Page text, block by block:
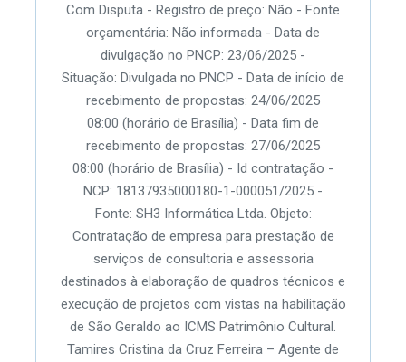
Com Disputa - Registro de preço: Não - Fonte
orçamentária: Não informada - Data de
divulgação no PNCP: 23/06/2025 -
Situação: Divulgada no PNCP - Data de início de
recebimento de propostas: 24/06/2025
08:00 (horário de Brasília) - Data fim de
recebimento de propostas: 27/06/2025
08:00 (horário de Brasília) - Id contratação -
NCP: 18137935000180-1-000051/2025 -
Fonte: SH3 Informática Ltda. Objeto:
Contratação de empresa para prestação de
serviços de consultoria e assessoria
destinados à elaboração de quadros técnicos e
execução de projetos com vistas na habilitação
de São Geraldo ao ICMS Patrimônio Cultural.
Tamires Cristina da Cruz Ferreira – Agente de